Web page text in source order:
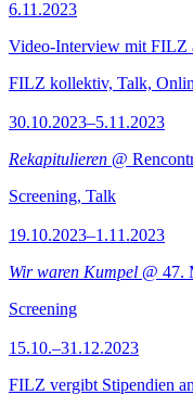
6.11.2023
Video-Interview mit FILZ
FILZ kollektiv, Talk,
30.10.2023–5.11.2023
Rekapitulieren @
Screening, Talk
19.10.2023–1.11.2023
Wir waren Kumpel @ 47.
Screening
15.10.–31.12.2023
FILZ vergibt Stipendien